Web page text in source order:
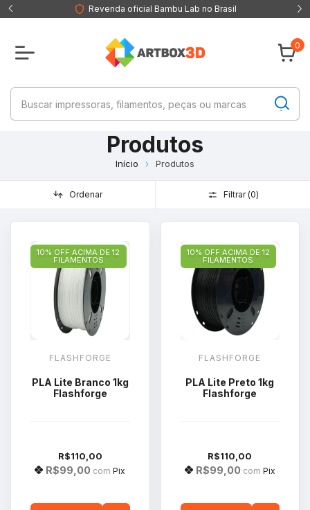
Revenda oficial Bambu Lab no Brasil
0
Produtos
Início Produtos
Ordenar Filtrar (0)
10% OFF ACIMA DE 12
FILAMENTOS
FLASHFORGE
PLA Lite Branco 1kg
Flashforge
R$110,00
R$99,00 com Pix
10% OFF ACIMA DE 12
FILAMENTOS
FLASHFORGE
PLA Lite Preto 1kg
Flashforge
R$110,00
R$99,00 com Pix